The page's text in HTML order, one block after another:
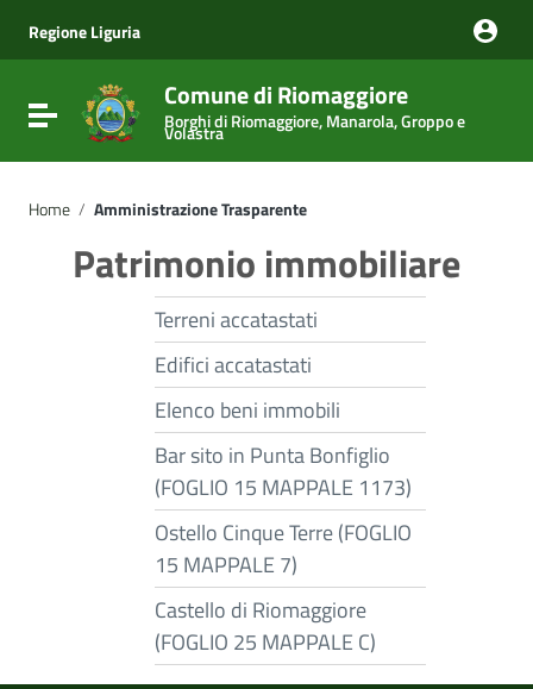
Vai al menu di navigazione
Vai al footer
Regione Liguria
Attiva / disattiva la navigazione
Comune di Riomaggiore
Borghi di Riomaggiore, Manarola, Groppo e
Volastra
Home / Amministrazione Trasparente
Patrimonio immobiliare
Terreni accatastati
Edifici accatastati
Elenco beni immobili
Bar sito in Punta Bonfiglio
(FOGLIO 15 MAPPALE 1173)
Ostello Cinque Terre (FOGLIO
15 MAPPALE 7)
Castello di Riomaggiore
(FOGLIO 25 MAPPALE C)